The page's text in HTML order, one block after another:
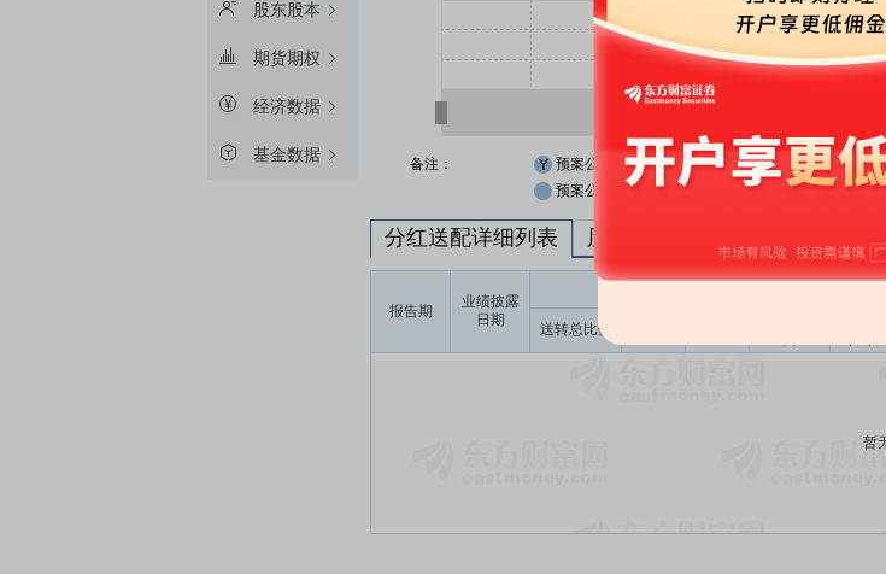
股东股本
期货期权
经济数据
基金数据 备注： 预案公布日 股权登记日
预案公布日前一交易日
股权登记日前
分红送配详细列表 历次分红派息与涨跌幅表现
报告期
业绩披露
日期
送转总比例
暂